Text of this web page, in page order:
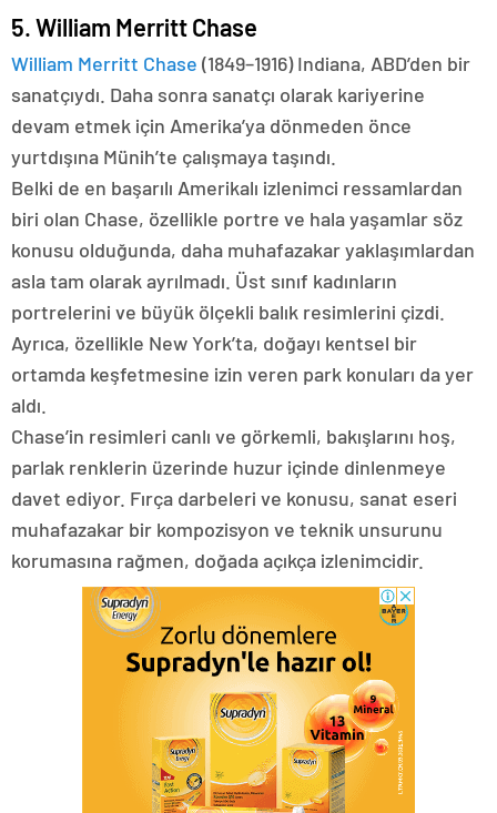
5. William Merritt Chase
William Merritt Chase (1849–1916) Indiana, ABD’den bir
sanatçıydı. Daha sonra sanatçı olarak kariyerine
devam etmek için Amerika’ya dönmeden önce
yurtdışına Münih’te çalışmaya taşındı.
Belki de en başarılı Amerikalı izlenimci ressamlardan
biri olan Chase, özellikle portre ve hala yaşamlar söz
konusu olduğunda, daha muhafazakar yaklaşımlardan
asla tam olarak ayrılmadı. Üst sınıf kadınların
portrelerini ve büyük ölçekli balık resimlerini çizdi.
Ayrıca, özellikle New York’ta, doğayı kentsel bir
ortamda keşfetmesine izin veren park konuları da yer
aldı.
Chase’in resimleri canlı ve görkemli, bakışlarını hoş,
parlak renklerin üzerinde huzur içinde dinlenmeye
davet ediyor. Fırça darbeleri ve konusu, sanat eseri
muhafazakar bir kompozisyon ve teknik unsurunu
korumasına rağmen, doğada açıkça izlenimcidir.